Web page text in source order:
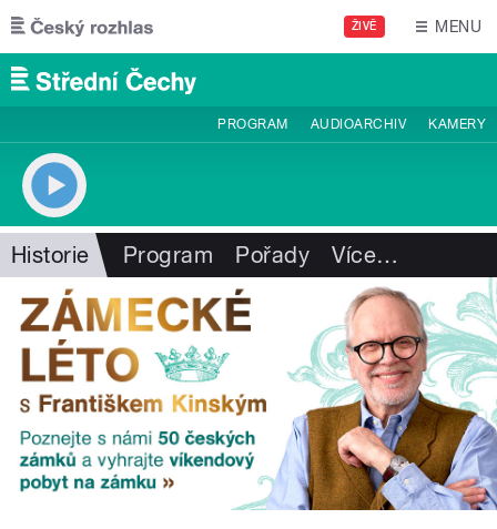
Přejít k hlavnímu obsahu
ŽIVĚ MENU
PROGRAM AUDIOARCHIV KAMERY
Historie Program Pořady Více…